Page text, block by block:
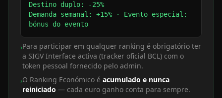
Destino duplo: -25%
Demanda semanal: +15% · Evento especial:
bónus do evento
›Para participar em qualquer ranking é obrigatório ter
a SIGV Interface activa (tracker oficial BCL) com o
token pessoal fornecido pelo admin.
›O Ranking Económico é acumulado e nunca
reiniciado — cada euro ganho conta para sempre.